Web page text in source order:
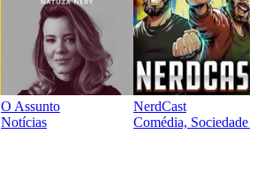
O Assunto
Notícias
NerdCast
Comédia, Sociedade